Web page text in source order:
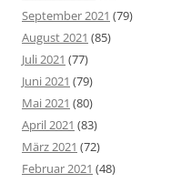
September 2021 (79)
August 2021 (85)
Juli 2021 (77)
Juni 2021 (79)
Mai 2021 (80)
April 2021 (83)
März 2021 (72)
Februar 2021 (48)